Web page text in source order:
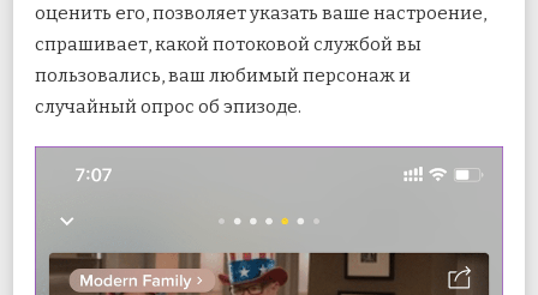
оценить его, позволяет указать ваше настроение,
спрашивает, какой потоковой службой вы
пользовались, ваш любимый персонаж и
случайный опрос об эпизоде.